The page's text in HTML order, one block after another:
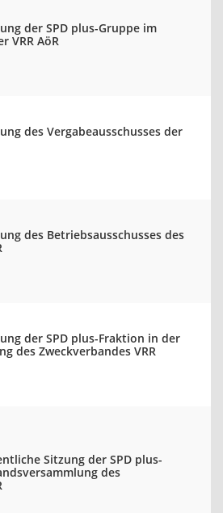
der SPD plus-Gruppe im
VRR AöR
des Vergabeausschusses der
des Betriebsausschusses des
der SPD plus-Fraktion in der
des Zweckverbandes VRR
Sitzung der SPD plus-
des